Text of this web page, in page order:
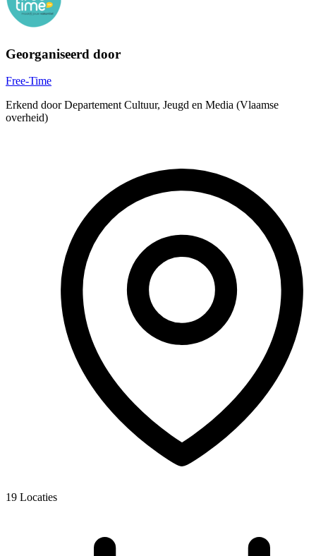
Georganiseerd door
Free-Time
Erkend door Departement Cultuur, Jeugd en Media (Vlaamse
overheid)
19 Locaties